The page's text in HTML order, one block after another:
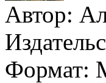
Автор:
Формат: